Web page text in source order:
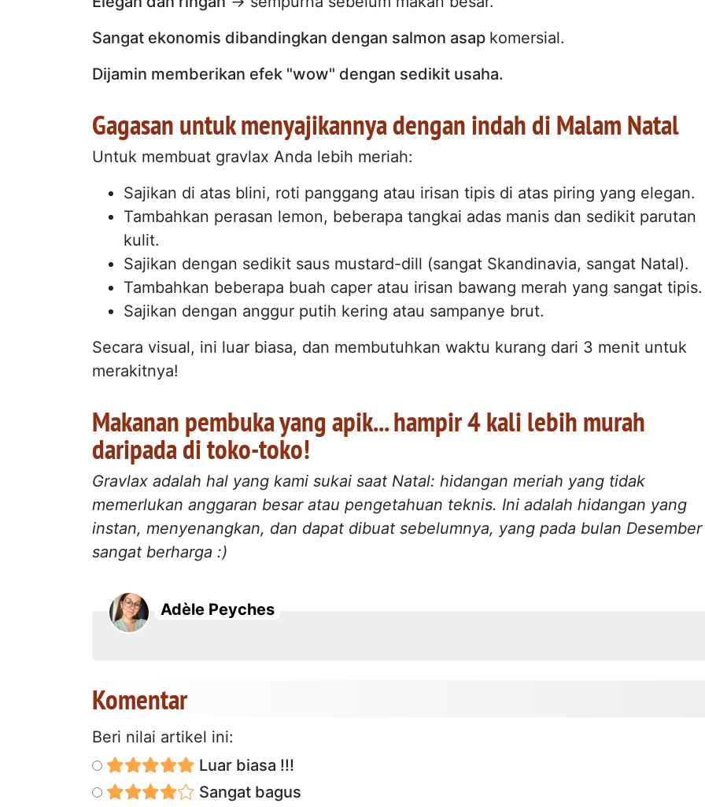
Sangat ekonomis dibandingkan dengan salmon asap komersial.
Dijamin memberikan efek "wow" dengan sedikit usaha.
Gagasan untuk menyajikannya dengan indah di Malam Natal
Untuk membuat gravlax Anda lebih meriah:
Sajikan di atas blini, roti panggang atau irisan tipis di atas piring yang elegan.
Tambahkan perasan lemon, beberapa tangkai adas manis dan sedikit parutan
kulit.
Sajikan dengan sedikit saus mustard-dill (sangat Skandinavia, sangat Natal).
Tambahkan beberapa buah caper atau irisan bawang merah yang sangat tipis.
Sajikan dengan anggur putih kering atau sampanye brut.
Secara visual, ini luar biasa, dan membutuhkan waktu kurang dari 3 menit untuk
merakitnya!
Makanan pembuka yang apik... hampir 4 kali lebih murah
daripada di toko-toko!
Gravlax adalah hal yang kami sukai saat Natal: hidangan meriah yang tidak
memerlukan anggaran besar atau pengetahuan teknis. Ini adalah hidangan yang
instan, menyenangkan, dan dapat dibuat sebelumnya, yang pada bulan Desember
sangat berharga :)
Adèle Peyches
Komentar
Beri nilai artikel ini:
Luar biasa !!!
Sangat bagus